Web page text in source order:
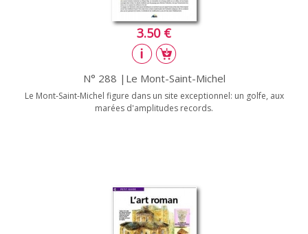
3.50 €
N° 288 |Le Mont-Saint-Michel
Le Mont-Saint-Michel figure dans un site exceptionnel: un golfe, aux
marées d'amplitudes records.